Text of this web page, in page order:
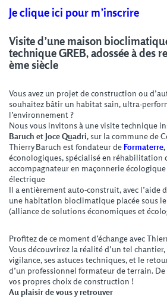
Je clique ici pour m’inscrire
Visite d’une maison
technique GREB, adossée à des
ème siècle
Vous avez un projet de construction ou
souhaitez bâtir un habitat sain, ultra-
l’environnement ?
Nous vous invitons à une visite technique
Baruch et Joce Quadri, sur la commune de
Thierry Baruch est fondateur deFormaterre,
éconologiques, spécialisé en réhabilitation
accompagnateur en maçonnerie
électrique
Il a entièrement auto-construit, avec l’aide
une habitation bioclimatique placée sous le
(alliance de solutions économiques et
Profitez de ce moment d’échange avec
Vous découvrirez la réalité d’un tel
vigilance, ses astuces techniques, et le
d’un professionnel formateur de terrain.
vos propres choix de construction !
Au plaisir de vous y retrouver